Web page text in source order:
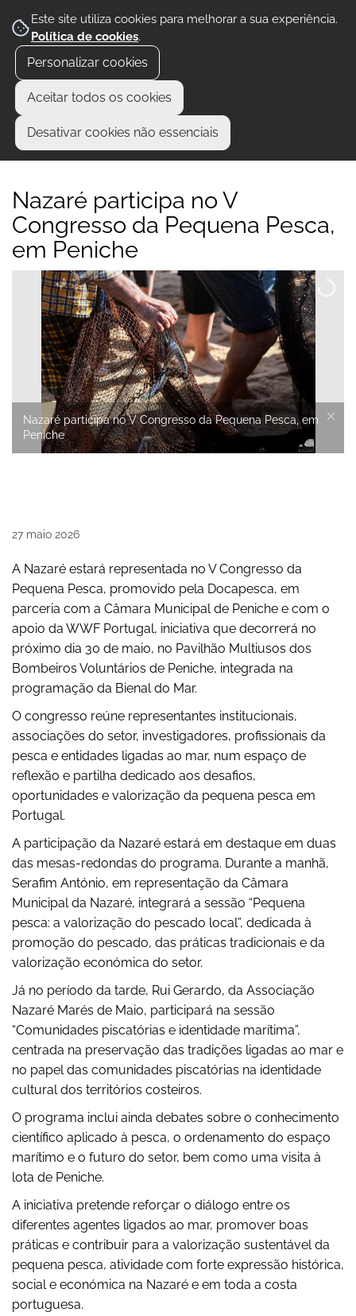
Este site utiliza cookies para melhorar a sua experiência.
Política de cookies.
Personalizar cookies
Aceitar todos os cookies
Desativar cookies não essenciais
Nazaré participa no V
Congresso da Pequena Pesca,
em Peniche
Nazaré participa no V Congresso da Pequena Pesca, em
Peniche
27 maio 2026
A Nazaré estará representada no V Congresso da
Pequena Pesca, promovido pela Docapesca, em
parceria com a Câmara Municipal de Peniche e com o
apoio da WWF Portugal, iniciativa que decorrerá no
próximo dia 30 de maio, no Pavilhão Multiusos dos
Bombeiros Voluntários de Peniche, integrada na
programação da Bienal do Mar.
O congresso reúne representantes institucionais,
associações do setor, investigadores, profissionais da
pesca e entidades ligadas ao mar, num espaço de
reflexão e partilha dedicado aos desafios,
oportunidades e valorização da pequena pesca em
Portugal.
A participação da Nazaré estará em destaque em duas
das mesas-redondas do programa. Durante a manhã,
Serafim António, em representação da Câmara
Municipal da Nazaré, integrará a sessão “Pequena
pesca: a valorização do pescado local”, dedicada à
promoção do pescado, das práticas tradicionais e da
valorização económica do setor.
Já no período da tarde, Rui Gerardo, da Associação
Nazaré Marés de Maio, participará na sessão
“Comunidades piscatórias e identidade marítima”,
centrada na preservação das tradições ligadas ao mar e
no papel das comunidades piscatórias na identidade
cultural dos territórios costeiros.
O programa inclui ainda debates sobre o conhecimento
científico aplicado à pesca, o ordenamento do espaço
marítimo e o futuro do setor, bem como uma visita à
lota de Peniche.
A iniciativa pretende reforçar o diálogo entre os
diferentes agentes ligados ao mar, promover boas
práticas e contribuir para a valorização sustentável da
pequena pesca, atividade com forte expressão histórica,
social e económica na Nazaré e em toda a costa
portuguesa.